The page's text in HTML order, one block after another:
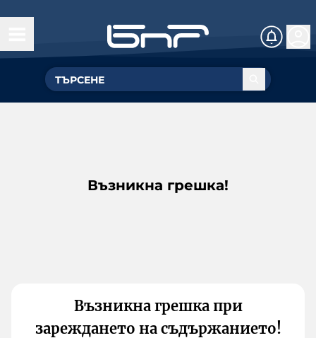
Възникна грешка!
Възникна грешка при
зареждането на съдържанието!